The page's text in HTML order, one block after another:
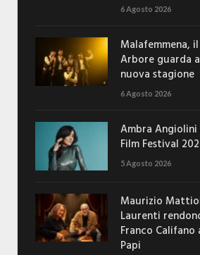
6 Agosto 2026
Malafemmena,
Arbore guarda
nuova stagione
6 Agosto 2026
Ambra
Film Festival
5 Agosto 2026
Maurizio
Laurenti
Franco Califano
Papi